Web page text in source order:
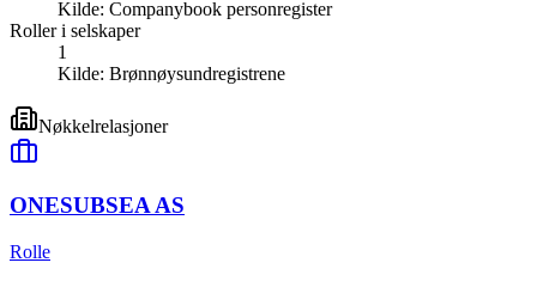
Kilde: Companybook personregister
Roller i selskaper
1
Kilde: Brønnøysundregistrene
Nøkkelrelasjoner
ONESUBSEA AS
Rolle